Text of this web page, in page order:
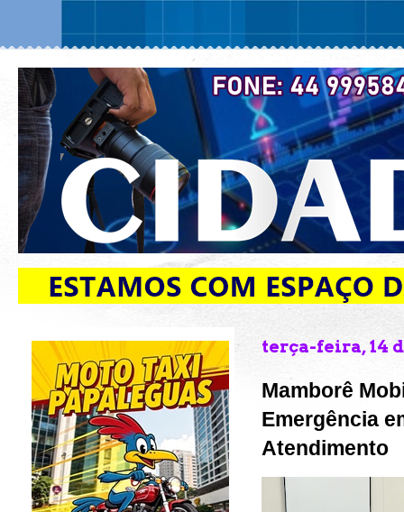
terça-feira, 14
Mamborê
Emergência
Atendimento